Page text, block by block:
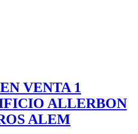
VENTA 1
ALLERBON
ALEM